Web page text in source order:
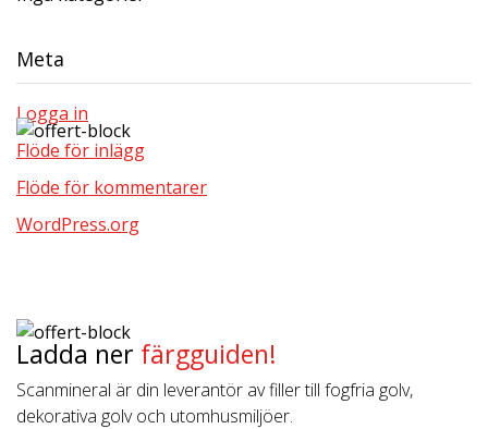
Meta
Logga in
Flöde för inlägg
Flöde för kommentarer
WordPress.org
Ladda ner färgguiden!
Scanmineral är din leverantör av filler till fogfria golv,
dekorativa golv och utomhusmiljöer.